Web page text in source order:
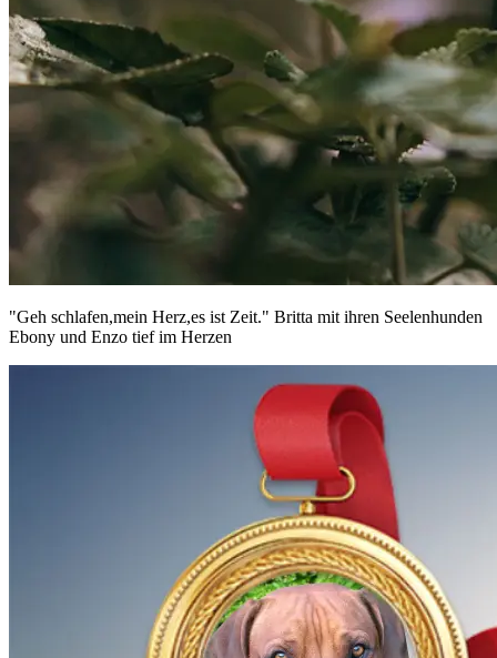
"Geh schlafen,mein Herz,es ist Zeit." Britta mit ihren Seelenhunden
Ebony und Enzo tief im Herzen